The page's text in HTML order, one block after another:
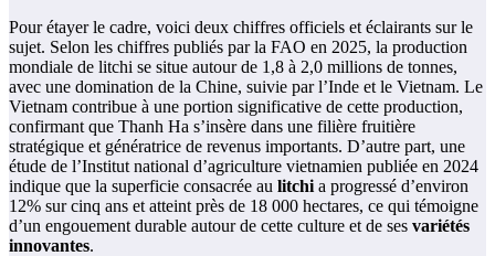
Pour étayer le cadre, voici deux chiffres officiels et éclairants sur le
sujet. Selon les chiffres publiés par la FAO en 2025, la production
mondiale de litchi se situe autour de 1,8 à 2,0 millions de tonnes,
avec une domination de la Chine, suivie par l’Inde et le Vietnam. Le
Vietnam contribue à une portion significative de cette production,
confirmant que Thanh Ha s’insère dans une filière fruitière
stratégique et génératrice de revenus importants. D’autre part, une
étude de l’Institut national d’agriculture vietnamien publiée en 2024
indique que la superficie consacrée au litchi a progressé d’environ
12% sur cinq ans et atteint près de 18 000 hectares, ce qui témoigne
d’un engouement durable autour de cette culture et de ses variétés
innovantes.